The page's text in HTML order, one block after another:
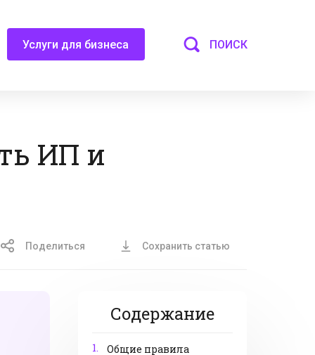
Услуги для бизнеса ПОИСК
ИП и
Поделиться Сохранить статью
Содержание
1.
Общие правила